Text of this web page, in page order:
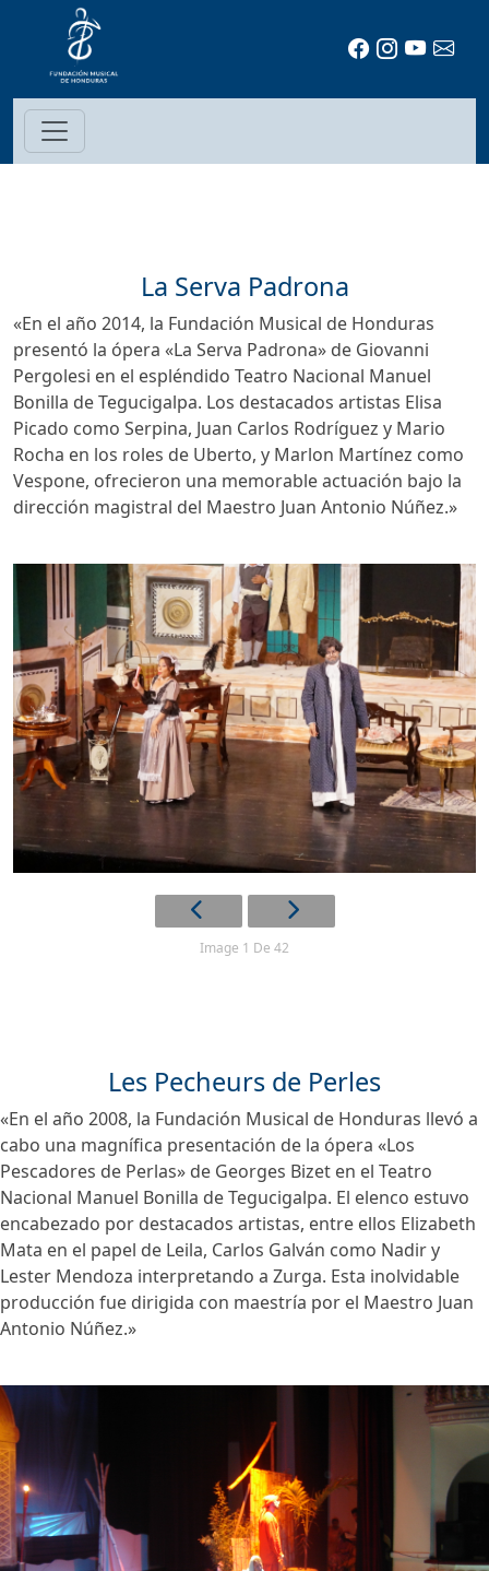
La Serva Padrona
«En el año 2014, la Fundación Musical de Honduras
presentó la ópera «La Serva Padrona» de Giovanni
Pergolesi en el espléndido Teatro Nacional Manuel
Bonilla de Tegucigalpa. Los destacados artistas Elisa
Picado como Serpina, Juan Carlos Rodríguez y Mario
Rocha en los roles de Uberto, y Marlon Martínez como
Vespone, ofrecieron una memorable actuación bajo la
dirección magistral del Maestro Juan Antonio Núñez.»
Image 1 De 42
Les Pecheurs de Perles
«En el año 2008, la Fundación Musical de Honduras llevó a
cabo una magnífica presentación de la ópera «Los
Pescadores de Perlas» de Georges Bizet en el Teatro
Nacional Manuel Bonilla de Tegucigalpa. El elenco estuvo
encabezado por destacados artistas, entre ellos Elizabeth
Mata en el papel de Leila, Carlos Galván como Nadir y
Lester Mendoza interpretando a Zurga. Esta inolvidable
producción fue dirigida con maestría por el Maestro Juan
Antonio Núñez.»